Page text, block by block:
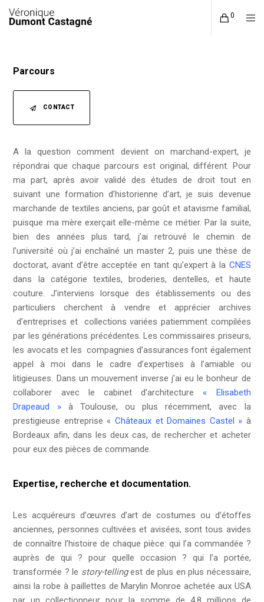
0
Parcours
CONTACT
A la question comment devient on marchand-expert, je
répondrai que chaque parcours est original, différent. Pour
ma part, après avoir validé des études de droit tout en
suivant une formation d’historienne d’art, je suis devenue
marchande de textiles anciens, par goût et atavisme familial,
puisque ma mère exerçait elle-même ce métier. Par la suite,
bien des années plus tard, j’ai retrouvé le chemin de
l’université où j’ai enchaîné un master 2, puis une thèse de
doctorat, avant d’être acceptée en tant qu’expert à la CNES
dans la catégorie textiles, broderies, dentelles, et haute
couture. J’interviens lorsque des établissements ou des
particuliers cherchent à vendre et apprécier archives
d’entreprises et collections variées patiemment compilées
par les générations précédentes. Les commissaires priseurs,
les avocats et les compagnies d’assurances font également
appel à moi dans le cadre d’expertises à l’amiable ou
litigieuses. Dans un mouvement inverse j’ai eu le bonheur de
collaborer avec le cabinet d’architecture « Elisabeth
Drapeaud »à Toulouse, ou plus récemment, avec la
prestigieuse entreprise « Châteaux et Domaines Castel » à
Bordeaux afin, dans les deux cas, de rechercher et acheter
pour eux des pièces de commande.
Expertise, recherche et documentation.
Les acquéreurs d’œuvres d’art de costumes ou d’étoffes
anciennes, personnes cultivées et avisées, sont tous avides
de connaître l’histoire de chaque pièce: qui l’a commandée ?
auprès de qui ? pour quelle occasion ? qui l’a portée,
transformée ? le story-tellingest de plus en plus nécessaire,
ainsi la robe à paillettes de Marylin Monroe achetée aux USA